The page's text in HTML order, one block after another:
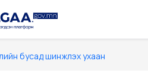
бусад шинжлэх ухаан